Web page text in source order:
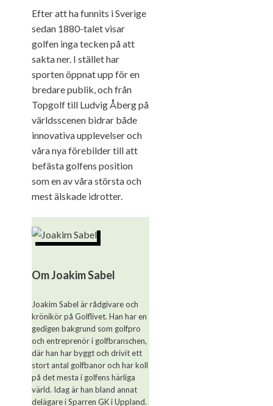
Efter att ha funnits i Sverige
sedan 1880-talet visar
golfen inga tecken på att
sakta ner. I stället har
sporten öppnat upp för en
bredare publik, och från
Topgolf till Ludvig Åberg på
världsscenen bidrar både
innovativa upplevelser och
våra nya förebilder till att
befästa golfens position
som en av våra största och
mest älskade idrotter.
Om Joakim Sabel
Joakim Sabel är rådgivare och
krönikör på Golflivet. Han har en
gedigen bakgrund som golfpro
och entreprenör i golfbranschen,
där han har byggt och drivit ett
stort antal golfbanor och har koll
på det mesta i golfens härliga
värld. Idag är han bland annat
delägare i Sparren GK i Uppland.